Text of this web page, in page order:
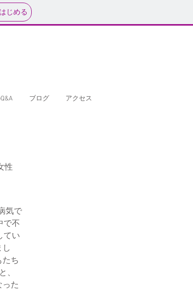
じめる
ブログ アクセス
性
気で
で不
てい
ち
、
った